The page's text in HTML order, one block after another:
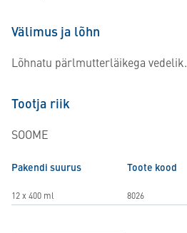
Välimus ja lõhn
Lõhnatu pärlmutterläikega vedelik.
Tootja riik
SOOME
Pakendi suurus Toote kood
12 x 400 ml 8026